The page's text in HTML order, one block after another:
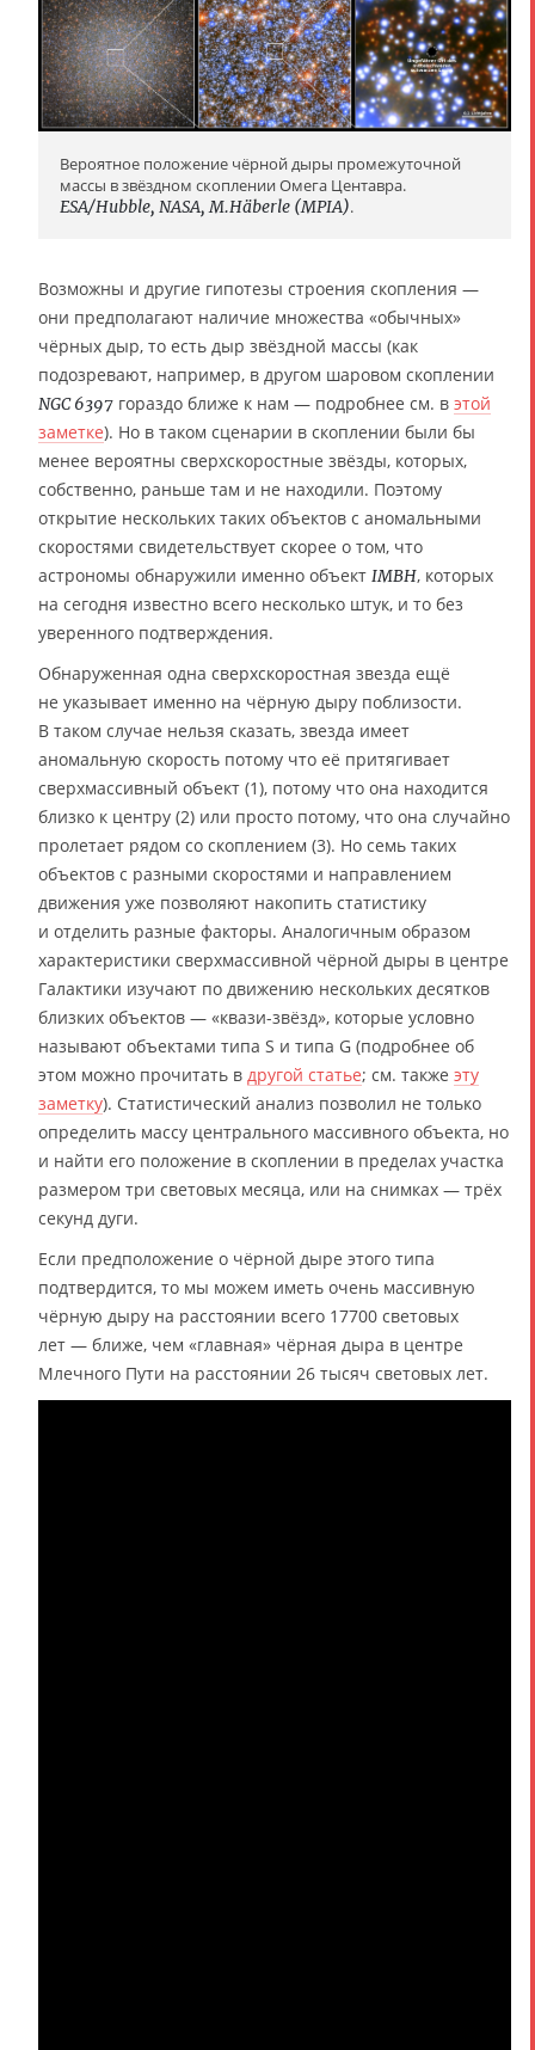
Вероятное положение чёрной дыры промежуточной
массы в звёздном скоплении Омега Центавра.
ESA/Hubble, NASA, M.Häberle (MPIA).
Возможны и другие гипотезы строения скопления —
они предполагают наличие множества «обычных»
чёрных дыр, то есть дыр звёздной массы (как
подозревают, например, в другом шаровом скоплении
NGC 6397 гораздо ближе к нам — подробнее см. в этой
заметке). Но в таком сценарии в скоплении были бы
менее вероятны сверхскоростные звёзды, которых,
собственно, раньше там и не находили. Поэтому
открытие нескольких таких объектов с аномальными
скоростями свидетельствует скорее о том, что
астрономы обнаружили именно объект IMBH, которых
на сегодня известно всего несколько штук, и то без
уверенного подтверждения.
Обнаруженная одна сверхскоростная звезда ещё
не указывает именно на чёрную дыру поблизости.
В таком случае нельзя сказать, звезда имеет
аномальную скорость потому что её притягивает
сверхмассивный объект (1), потому что она находится
близко к центру (2) или просто потому, что она случайно
пролетает рядом со скоплением (3). Но семь таких
объектов с разными скоростями и направлением
движения уже позволяют накопить статистику
и отделить разные факторы. Аналогичным образом
характеристики сверхмассивной чёрной дыры в центре
Галактики изучают по движению нескольких десятков
близких объектов — «квази-звёзд», которые условно
называют объектами типа S и типа G (подробнее об
этом можно прочитать в другой статье; см. также эту
заметку). Статистический анализ позволил не только
определить массу центрального массивного объекта, но
и найти его положение в скоплении в пределах участка
размером три световых месяца, или на снимках — трёх
секунд дуги.
Если предположение о чёрной дыре этого типа
подтвердится, то мы можем иметь очень массивную
чёрную дыру на расстоянии всего 17700 световых
лет — ближе, чем «главная» чёрная дыра в центре
Млечного Пути на расстоянии 26 тысяч световых лет.